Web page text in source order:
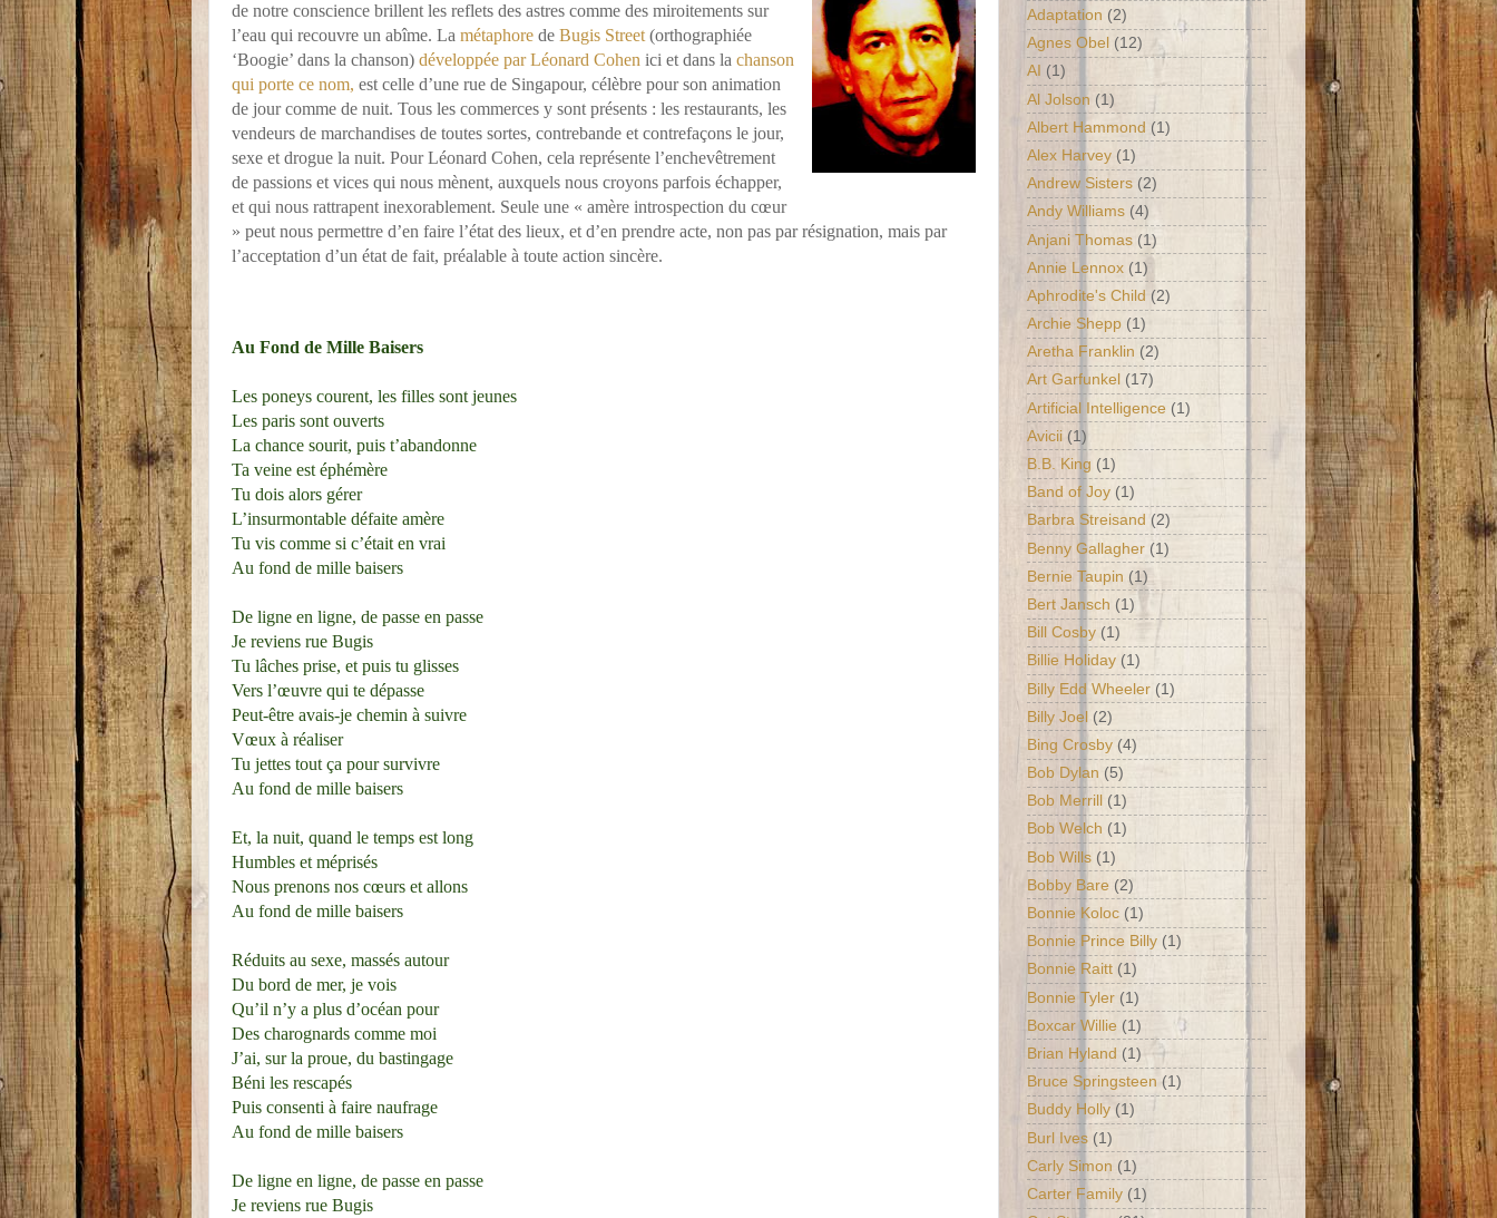
de notre conscience brillent les reflets des astres comme des miroitements sur
l’eau qui recouvre un abîme. La métaphore de Bugis Street(orthographiée
‘Boogie’ dans la chanson) développée par Léonard Cohen ici et dans la chanson
qui porte ce nom, est celle d’une rue de Singapour, célèbre pour son animation
de jour comme de nuit. Tous les commerces y sont présents : les restaurants, les
vendeurs de marchandises de toutes sortes, contrebande et contrefaçons le jour,
sexe et drogue la nuit. Pour Léonard Cohen, cela représente l’enchevêtrement
de passions et vices qui nous mènent, auxquels nous croyons parfois échapper,
et qui nous rattrapent inexorablement. Seule une « amère introspection du cœur
» peut nous permettre d’en faire l’état des lieux, et d’en prendre acte, non pas par résignation, mais par
l’acceptation d’un état de fait, préalable à toute action sincère.
Au Fond de Mille Baisers
Les poneys courent, les filles sont jeunes
Les paris sont ouverts
La chance sourit, puis t’abandonne
Ta veine est éphémère
Tu dois alors gérer
L’insurmontable défaite amère
Tu vis comme si c’était en vrai
Au fond de mille baisers
De ligne en ligne, de passe en passe
Je reviens rue Bugis
Tu lâches prise, et puis tu glisses
Vers l’œuvre qui te dépasse
Peut-être avais-je chemin à suivre
Vœux à réaliser
Tu jettes tout ça pour survivre
Au fond de mille baisers
Et, la nuit, quand le temps est long
Humbles et méprisés
Nous prenons nos cœurs et allons
Au fond de mille baisers
Réduits au sexe, massés autour
Du bord de mer, je vois
Qu’il n’y a plus d’océan pour
Des charognards comme moi
J’ai, sur la proue, du bastingage
Béni les rescapés
Puis consenti à faire naufrage
Au fond de mille baisers
De ligne en ligne, de passe en passe
Je reviens rue Bugis
Adaptation (2)
Agnes Obel (12)
AI (1)
Al Jolson (1)
Albert Hammond (1)
Alex Harvey (1)
Andrew Sisters (2)
Andy Williams (4)
Anjani Thomas (1)
Annie Lennox (1)
Aphrodite's Child (2)
Archie Shepp (1)
Aretha Franklin (2)
Art Garfunkel (17)
Artificial Intelligence (1)
Avicii (1)
B.B. King (1)
Band of Joy (1)
Barbra Streisand (2)
Benny Gallagher (1)
Bernie Taupin (1)
Bert Jansch (1)
Bill Cosby (1)
Billie Holiday (1)
Billy Edd Wheeler (1)
Billy Joel (2)
Bing Crosby (4)
Bob Dylan (5)
Bob Merrill (1)
Bob Welch (1)
Bob Wills (1)
Bobby Bare (2)
Bonnie Koloc (1)
Bonnie Prince Billy (1)
Bonnie Raitt (1)
Bonnie Tyler (1)
Boxcar Willie (1)
Brian Hyland (1)
Bruce Springsteen (1)
Buddy Holly (1)
Burl Ives (1)
Carly Simon (1)
Carter Family (1)